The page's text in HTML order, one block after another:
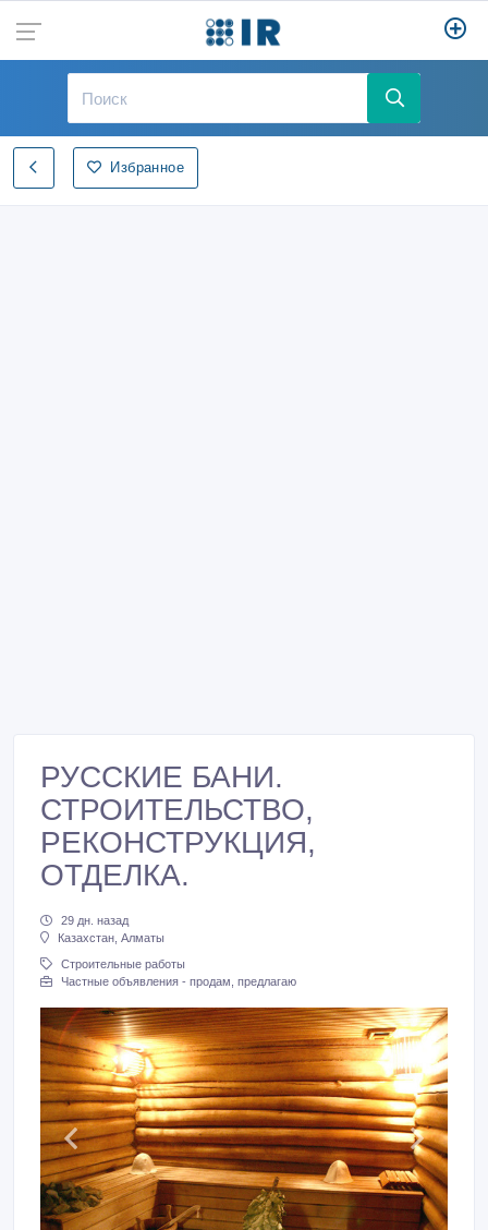
Избранное
РУССКИЕ БАНИ.
СТРОИТЕЛЬСТВО,
РЕКОНСТРУКЦИЯ,
ОТДЕЛКА.
29 дн. назад
Казахстан, Алматы
Строительные работы
Частные объявления - продам, предлагаю